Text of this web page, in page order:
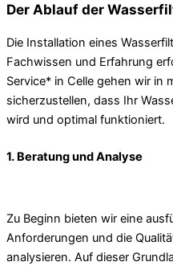
Der Ablauf der
Die Installation eines
Fachwissen und Erfahrung
Service* in Celle gehen wir in
sicherzustellen, dass Ihr
wird und optimal funktioniert.
1. Beratung und Analyse
Zu Beginn bieten wir eine
Anforderungen und die
analysieren. Auf dieser